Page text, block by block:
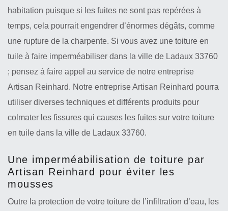
habitation puisque si les fuites ne sont pas repérées à
temps, cela pourrait engendrer d’énormes dégâts, comme
une rupture de la charpente. Si vous avez une toiture en
tuile à faire imperméabiliser dans la ville de Ladaux 33760
; pensez à faire appel au service de notre entreprise
Artisan Reinhard. Notre entreprise Artisan Reinhard pourra
utiliser diverses techniques et différents produits pour
colmater les fissures qui causes les fuites sur votre toiture
en tuile dans la ville de Ladaux 33760.
Une imperméabilisation de toiture par
Artisan Reinhard pour éviter les
mousses
Outre la protection de votre toiture de l’infiltration d’eau, les